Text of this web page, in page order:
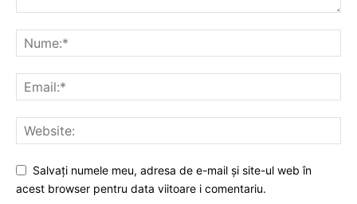
Salvați numele meu, adresa de e-mail și site-ul web în
acest browser pentru data viitoare i comentariu.